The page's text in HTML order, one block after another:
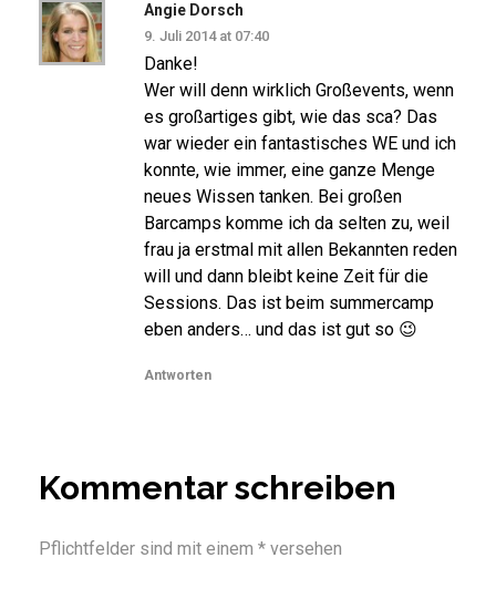
Angie Dorsch
9. Juli 2014 at 07:40
Danke!
Wer will denn wirklich Großevents, wenn
es großartiges gibt, wie das sca? Das
war wieder ein fantastisches WE und ich
konnte, wie immer, eine ganze Menge
neues Wissen tanken. Bei großen
Barcamps komme ich da selten zu, weil
frau ja erstmal mit allen Bekannten reden
will und dann bleibt keine Zeit für die
Sessions. Das ist beim summercamp
eben anders… und das ist gut so 😉
Antworten
Kommentar schreiben
Pflichtfelder sind mit einem * versehen